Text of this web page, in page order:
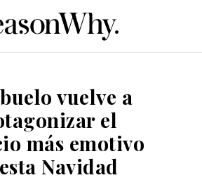
vuelve a
el
más emotivo
Navidad